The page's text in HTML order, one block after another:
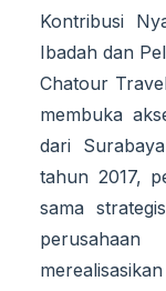
Kontribusi
Ibadah dan
Chatour
membuka
dari
tahun 2017,
sama